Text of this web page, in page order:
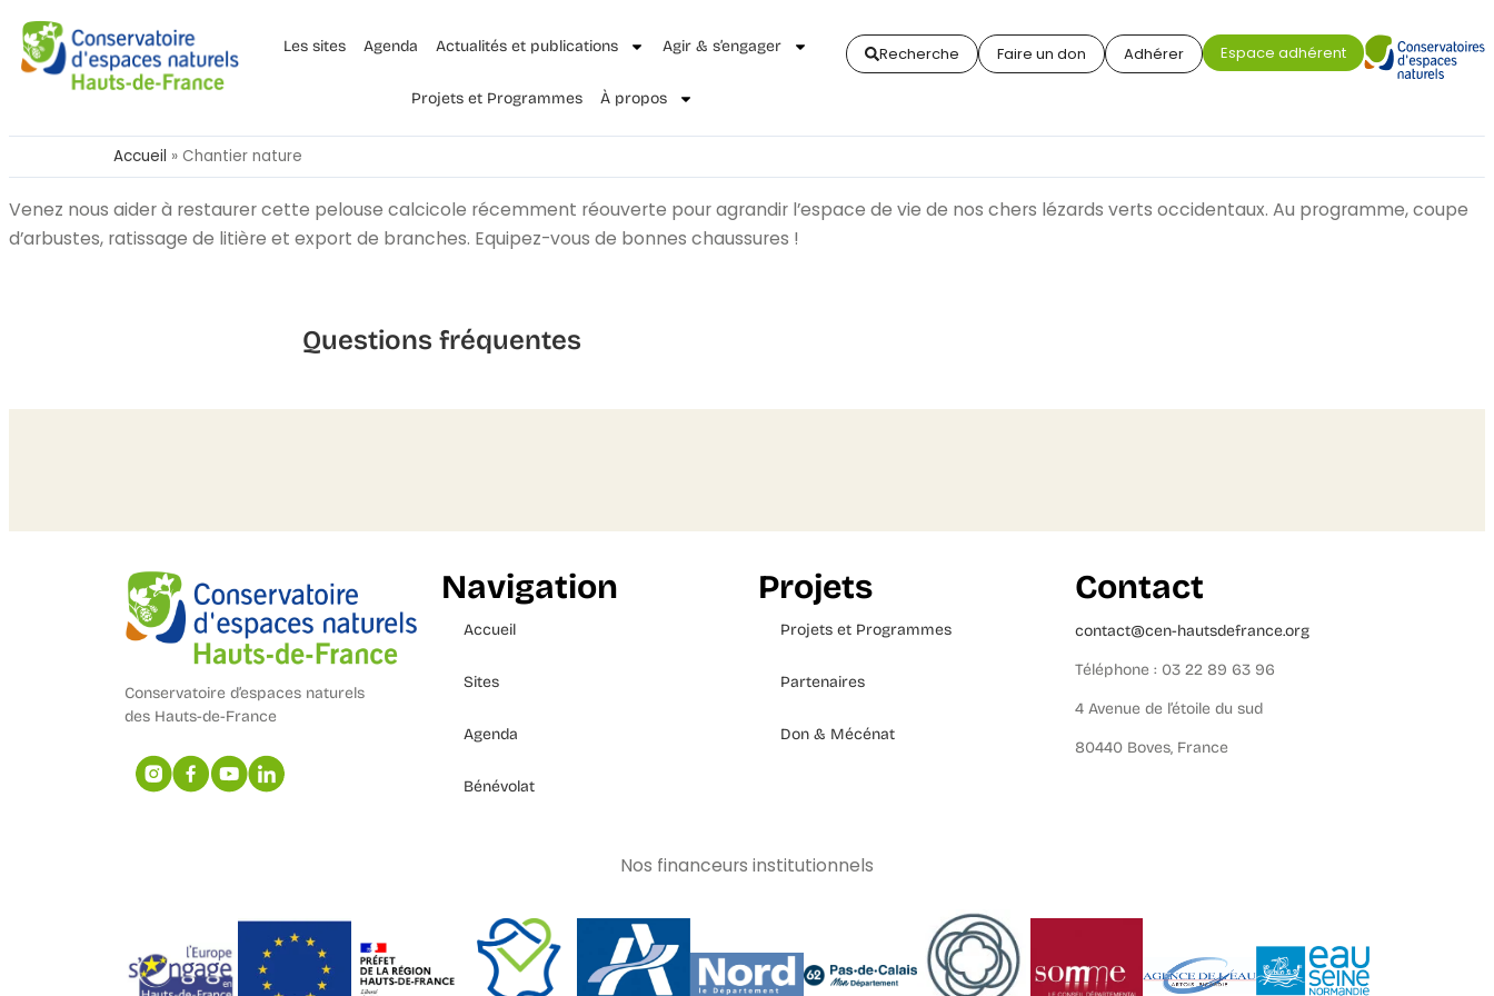
Les sites Agenda Actualités et publications Agir & s’engager
Projets et Programmes À propos
Recherche Faire un don Adhérer Espace adhérent
Accueil » Chantier nature
Venez nous aider à restaurer cette pelouse calcicole récemment réouverte pour agrandir l’espace de vie de nos chers lézards verts occidentaux. Au programme, coupe
d’arbustes, ratissage de litière et export de branches. Equipez-vous de bonnes chaussures !
Questions fréquentes
Conservatoire d’espaces naturels
des Hauts-de-France
Navigation
Accueil
Sites
Agenda
Bénévolat
Projets
Projets et Programmes
Partenaires
Don & Mécénat
Contact
contact@cen-hautsdefrance.org
Téléphone : 03 22 89 63 96
4 Avenue de l’étoile du sud
80440 Boves, France
Nos financeurs institutionnels